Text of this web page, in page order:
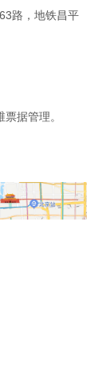
路，地铁昌平
据管理。